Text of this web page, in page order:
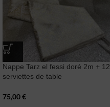
Nappe Tarz el fessi doré 2m + 12
serviettes de table
75,00€